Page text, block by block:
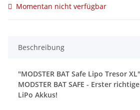
Momentan nicht verfügbar
Beschreibung
"MODSTER BAT Safe Lipo Tresor XL"
MODSTER BAT SAFE - Erster
LiPo Akkus!